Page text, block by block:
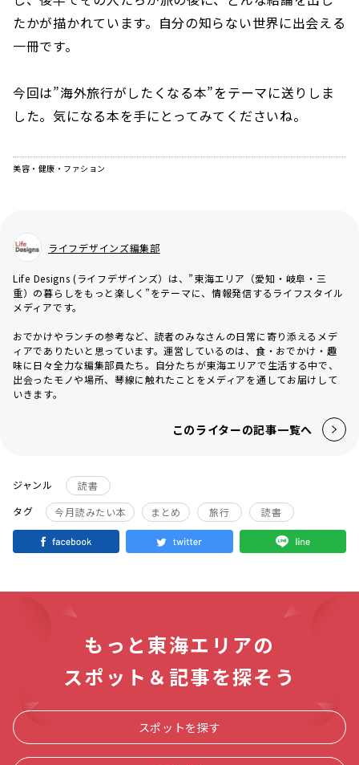
たかが描かれています。自分の知らない世界に出会える
一冊です。
今回は”海外旅行がしたくなる本”をテーマに送りしま
した。気になる本を手にとってみてくださいね。
美容・健康・ファション
ライフデザインズ編集部
Life Designs (ライフデザインズ）は、”東海エリア（愛知・岐阜・三
重）の暮らしをもっと楽しく”をテーマに、情報発信するライフスタイル
メディアです。
おでかけやランチの参考など、読者のみなさんの日常に寄り添えるメデ
ィアでありたいと思っています。運営しているのは、食・おでかけ・趣
味に日々全力な編集部員たち。自分たちが東海エリアで生活する中で、
出会ったモノや場所、琴線に触れたことをメディアを通してお届けして
いきます。
このライターの記事一覧へ
ジャンル
読書
タグ
今月読みたい本 まとめ 旅行 読書
もっと東海エリアの
スポット＆記事を探そう
スポットを探す